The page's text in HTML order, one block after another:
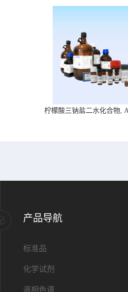
柠檬酸三钠盐二水化合物,
产品导航
标准品
化学试剂
液相色谱